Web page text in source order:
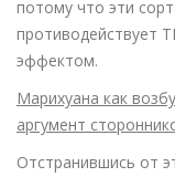
потому что эти
противодействует
эффектом.
Марихуана как
аргумент
Отстранившись от